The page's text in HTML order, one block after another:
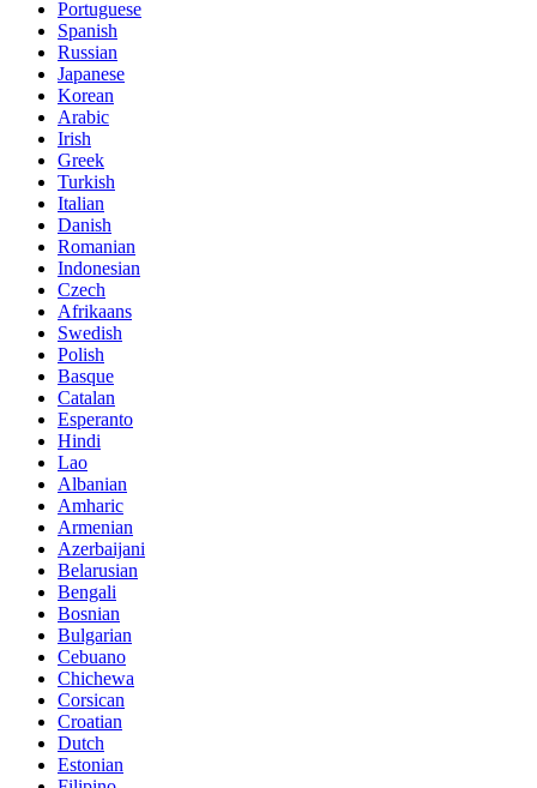
Portuguese
Spanish
Russian
Japanese
Korean
Arabic
Irish
Greek
Turkish
Italian
Danish
Romanian
Indonesian
Czech
Afrikaans
Swedish
Polish
Basque
Catalan
Esperanto
Hindi
Lao
Albanian
Amharic
Armenian
Azerbaijani
Belarusian
Bengali
Bosnian
Bulgarian
Cebuano
Chichewa
Corsican
Croatian
Dutch
Estonian